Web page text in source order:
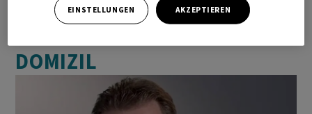
DOMIZIL
EINSTELLUNGEN AKZEPTIEREN